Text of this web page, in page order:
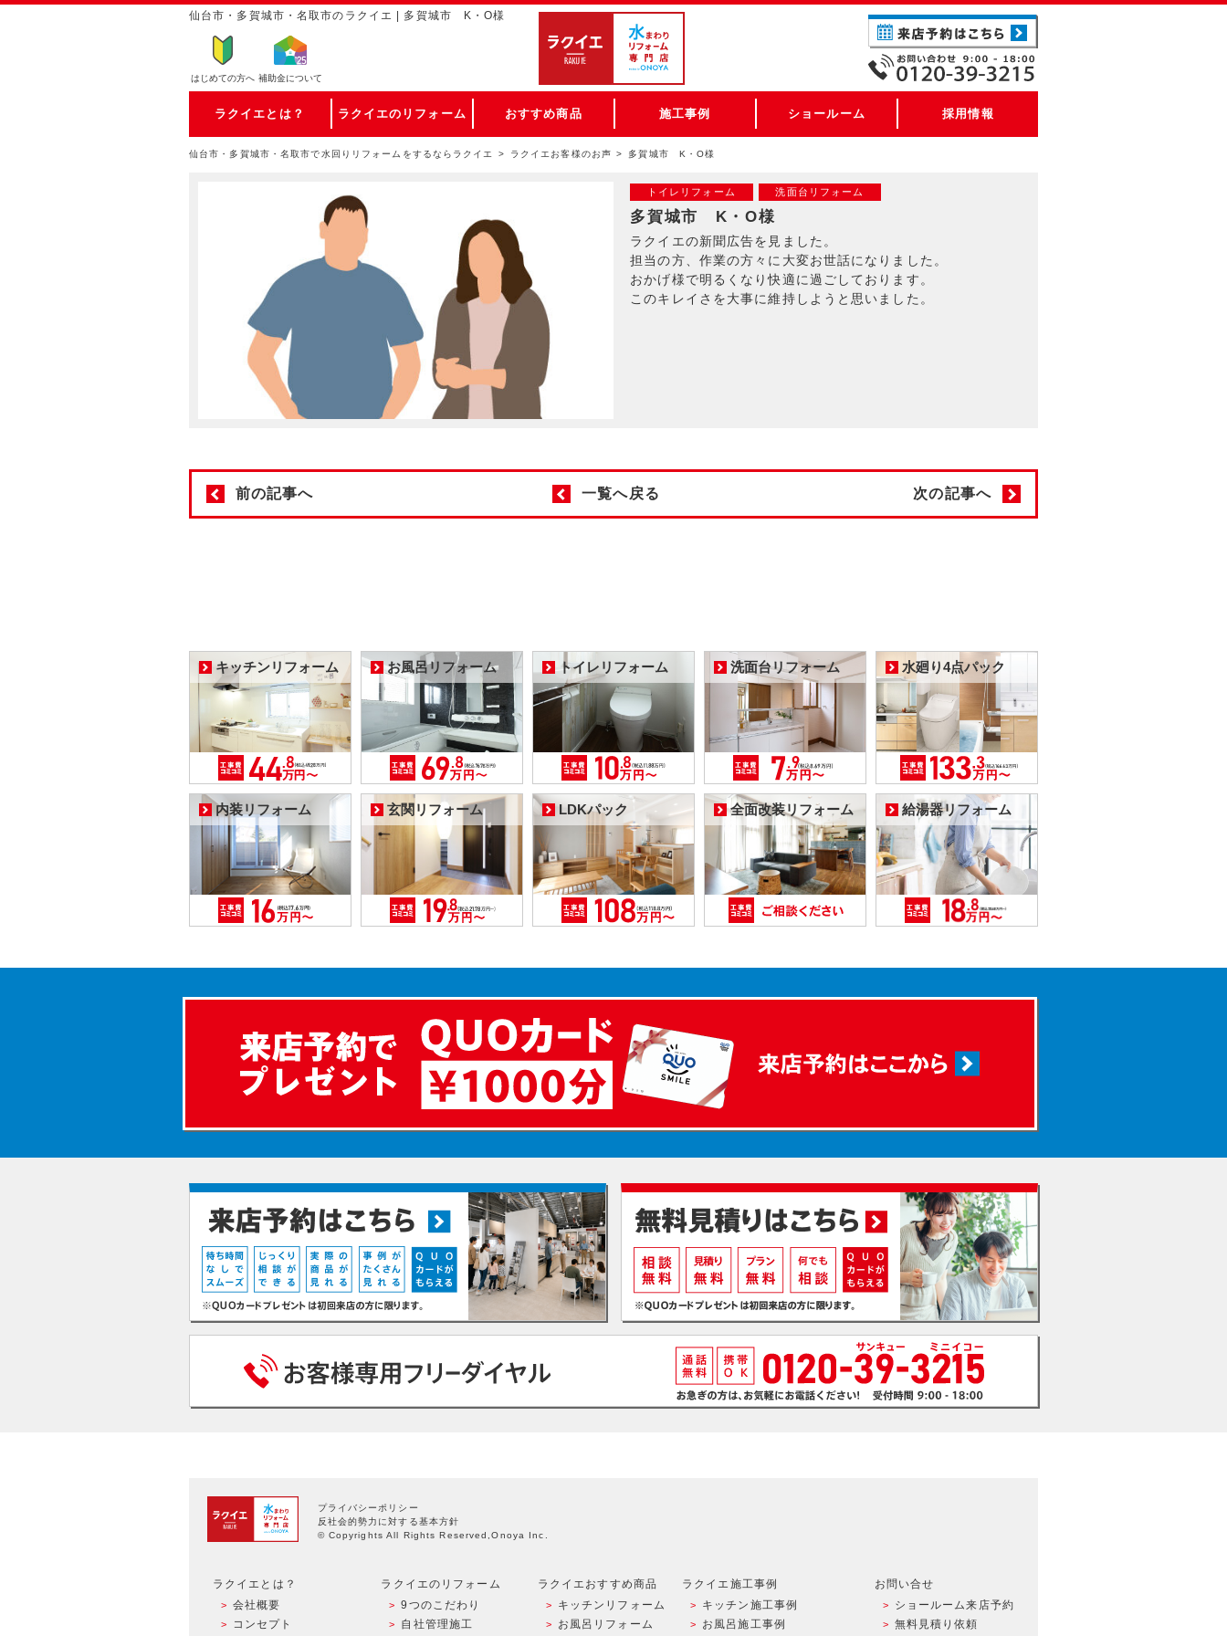
仙台市・多賀城市・名取市のラクイエ | 多賀城市 K・O様
はじめての方へ 補助金について
ラクイエとは？ ラクイエのリフォーム おすすめ商品 施工事例 ショールーム 採用情報
仙台市・多賀城市・名取市で水回りリフォームをするならラクイエ ラクイエお客様のお声 多賀城市 K・O様
トイレリフォーム 洗面台リフォーム
多賀城市 K・O様
ラクイエの新聞広告を見ました。
担当の方、作業の方々に大変お世話になりました。
おかげ様で明るくなり快適に過ごしております。
このキレイさを大事に維持しようと思いました。
前の記事へ 一覧へ戻る 次の記事へ
キッチンリフォーム お風呂リフォーム トイレリフォーム 洗面台リフォーム 水廻り4点パック
内装リフォーム 玄関リフォーム LDKパック 全面改装リフォーム 給湯器リフォーム
プライバシーポリシー
反社会的勢力に対する基本方針
© Copyrights All Rights Reserved,Onoya Inc.
ラクイエとは？
会社概要
コンセプト
ラクイエのリフォーム
9つのこだわり
自社管理施工
ラクイエおすすめ商品
キッチンリフォーム
お風呂リフォーム
ラクイエ施工事例
キッチン施工事例
お風呂施工事例
お問い合せ
ショールーム来店予約
無料見積り依頼